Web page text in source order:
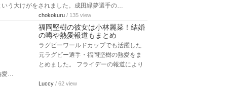
いう大けがをされました。成田緑夢選手の…
chokokuru / 135 view
福岡堅樹の彼女は小林麗菜！結婚
の噂や熱愛報道もまとめ
ラグビーワールドカップでも活躍した
元ラグビー選手・福岡堅樹の熱愛をま
とめました。 フライデーの報道により
愛…
Luccy / 62 view